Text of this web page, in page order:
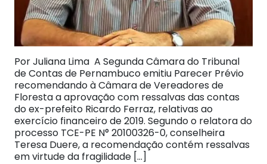
Por Juliana Lima A Segunda Câmara do Tribunal
de Contas de Pernambuco emitiu Parecer Prévio
recomendando à Câmara de Vereadores de
Floresta a aprovação com ressalvas das contas
do ex-prefeito Ricardo Ferraz, relativas ao
exercício financeiro de 2019. Segundo o relatora do
processo TCE-PE N° 20100326-0, conselheira
Teresa Duere, a recomendação contém ressalvas
em virtude da fragilidade […]